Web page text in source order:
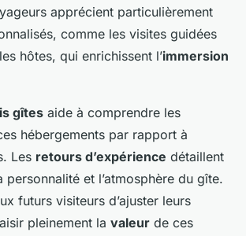
apprécient particulièrement
comme les visites guidées
hôtes, qui enrichissent l’immersion
gîtes aide à comprendre les
hébergements par rapport à
Les retours d’expérience détaillent
personnalité et l’atmosphère du gîte.
futurs visiteurs d’ajuster leurs
pleinement la valeur de ces